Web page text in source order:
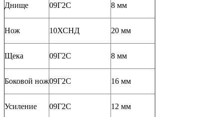
Днище 09Г2С 8 мм
Нож 10ХСНД 20 мм
Щека 09Г2С 8 мм
Боковой нож09Г2С 16 мм
Усиление 09Г2С 12 мм